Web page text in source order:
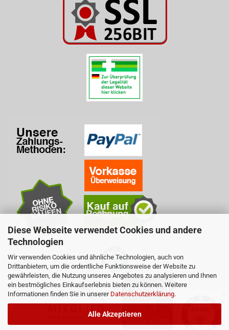
Diese Webseite verwendet Cookies und andere
Technologien
Wir verwenden Cookies und ähnliche Technologien, auch von
Drittanbietern, um die ordentliche Funktionsweise der Website zu
gewährleisten, die Nutzung unseres Angebotes zu analysieren und Ihnen
ein bestmögliches Einkaufserlebnis bieten zu können. Weitere
Informationen finden Sie in unserer Datenschutzerklärung.
Alle Akzeptieren